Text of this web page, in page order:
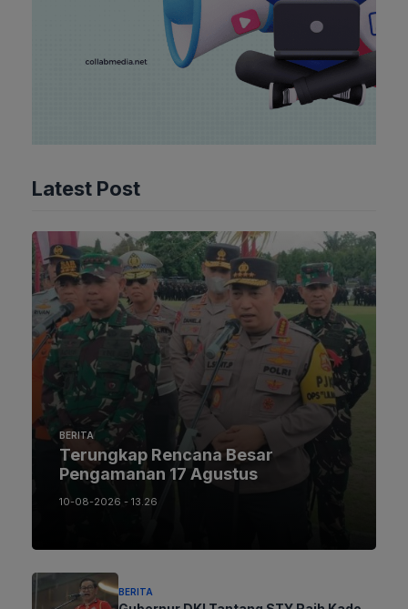
Latest Post
BERITA
Terungkap Rencana Besar
Pengamanan 17 Agustus
10-08-2026 - 13.26
BERITA